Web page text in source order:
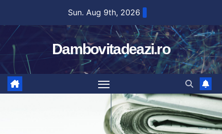
content
Sun. Aug 9th, 2026
Dambovitadeazi.ro